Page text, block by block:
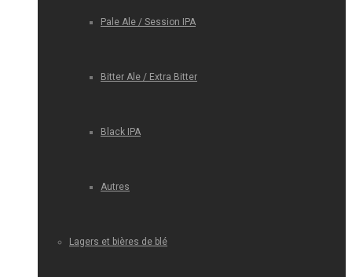
Pale Ale / Session IPA
Bitter Ale / Extra Bitter
Black IPA
Autres
Lagers et bières de blé